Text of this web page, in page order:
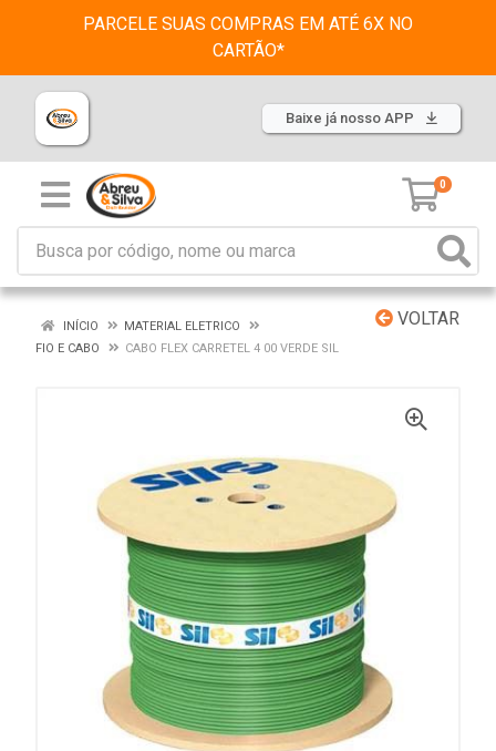
PARCELE SUAS COMPRAS EM ATÉ 6X NO
CARTÃO*
Baixe já nosso APP
0
VOLTAR
INÍCIO
MATERIAL ELETRICO
FIO E CABO
CABO FLEX CARRETEL 4 00 VERDE SIL